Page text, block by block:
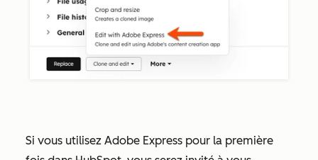
Si vous utilisez Adobe Express pour la première